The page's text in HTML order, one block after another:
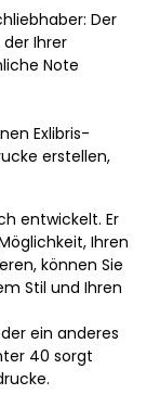
Der
Ihrer
Note
Exlibris-
erstellen,
entwickelt. Er
Ihren
können Sie
Stil und Ihren
ein anderes
40 sorgt